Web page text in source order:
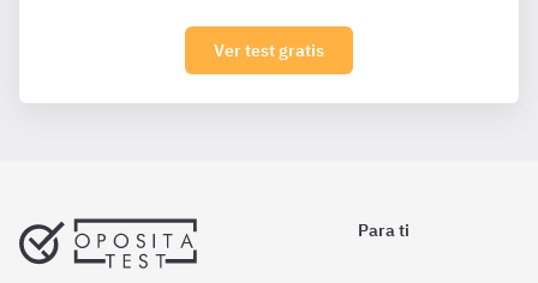
Ver test gratis
Para ti